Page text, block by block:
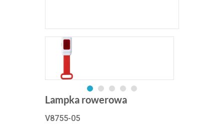
Lampka rowerowa
V8755-05